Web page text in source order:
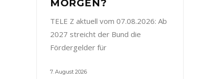
MORGEN?
TELE Z aktuell vom 07.08.2026: Ab
2027 streicht der Bund die
Fördergelder für
7. August 2026